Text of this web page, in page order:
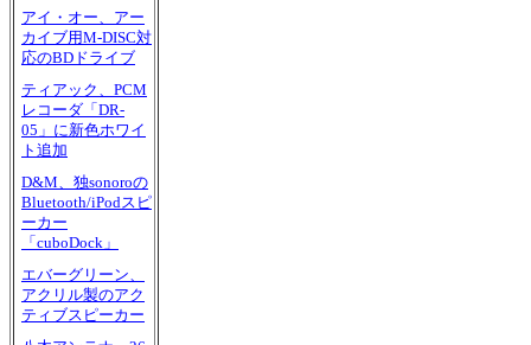
アイ・オー、アー
カイブ用M-DISC対
応のBDドライブ
ティアック、PCM
レコーダ「DR-
05」に新色ホワイ
ト追加
D&M、独sonoroの
Bluetooth/iPodスピ
ーカー
「cuboDock」
エバーグリーン、
アクリル製のアク
ティブスピーカー